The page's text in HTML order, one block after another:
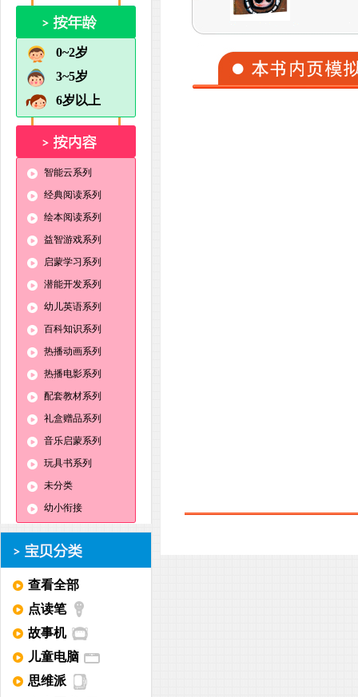
0~2岁
3~5岁
6岁以上
智能云系列
经典阅读系列
绘本阅读系列
益智游戏系列
启蒙学习系列
潜能开发系列
幼儿英语系列
百科知识系列
热播动画系列
热播电影系列
配套教材系列
礼盒赠品系列
音乐启蒙系列
玩具书系列
未分类
幼小衔接
查看全部
点读笔
故事机
儿童电脑
思维派